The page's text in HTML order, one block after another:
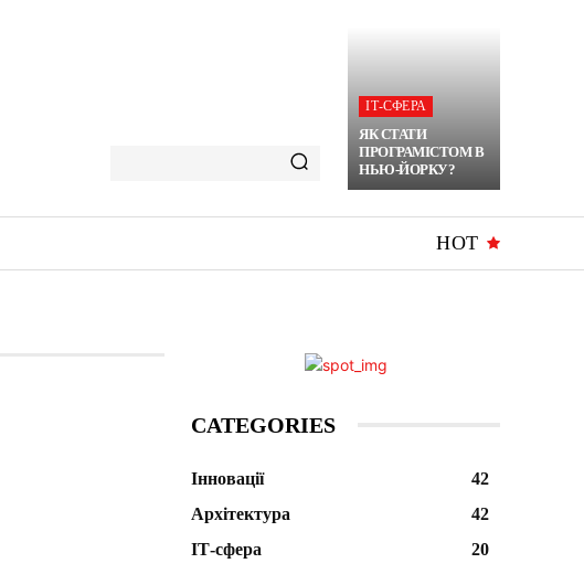
ІТ-СФЕРА
ЯК СТАТИ
ПРОГРАМІСТОМ В
НЬЮ-ЙОРКУ?
HOT
CATEGORIES
Інновації
42
Архітектура
42
ІТ-сфера
20